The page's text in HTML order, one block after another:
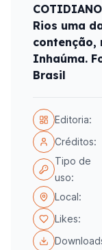
Rios uma
contenção,
Inhaúma.
Brasil
Editoria:
Créditos:
Tipo de
uso:
Local:
Likes: